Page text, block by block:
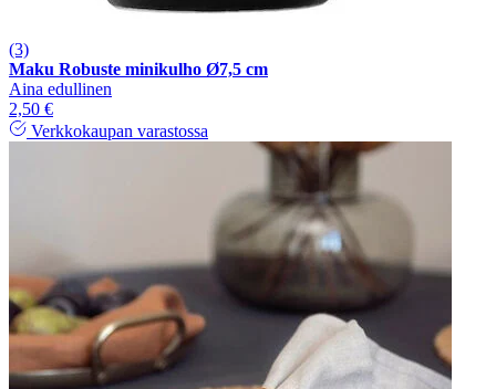
(3)
Maku Robuste minikulho Ø7,5 cm
Aina edullinen
2,50 €
Verkkokaupan varastossa